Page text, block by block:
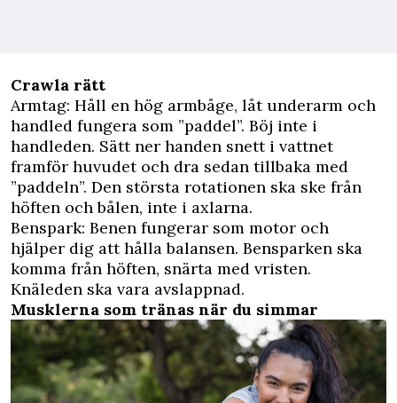
Crawla rätt
Armtag: Håll en hög armbåge, låt underarm och
handled fungera som ”paddel”. Böj inte i
handleden. Sätt ner handen snett i vattnet
framför huvudet och dra sedan tillbaka med
”paddeln”. Den största rotationen ska ske från
höften och bålen, inte i axlarna.
Benspark: Benen fungerar som motor och
hjälper dig att hålla balansen. Bensparken ska
komma från höften, snärta med vristen.
Knäleden ska vara avslappnad.
Musklerna som tränas när du simmar